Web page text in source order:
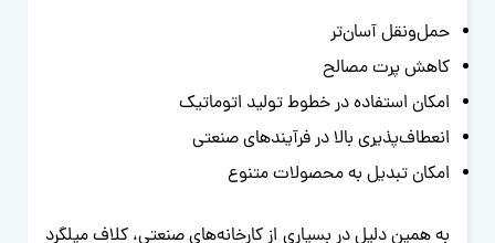
حمل‌ونقل آسان‌تر
کاهش پرت مصالح
امکان استفاده در خطوط تولید اتوماتیک
انعطاف‌پذیری بالا در فرآیندهای صنعتی
امکان تبدیل به محصولات متنوع
به همین دلیل در بسیاری از کارخانه‌های صنعتی، کلاف میلگرد